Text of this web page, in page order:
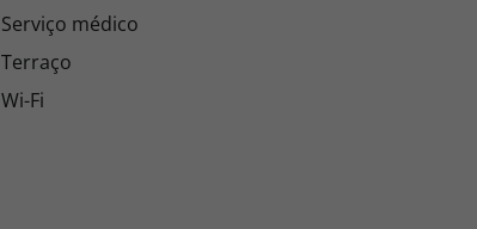
Serviço médico
Terraço
Wi-Fi